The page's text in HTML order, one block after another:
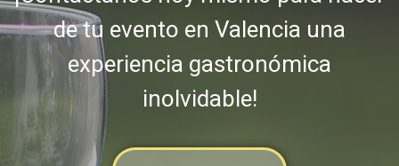
de tu evento en Valencia una
experiencia gastronómica
inolvidable!